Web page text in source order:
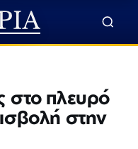
στο πλευρό
στην